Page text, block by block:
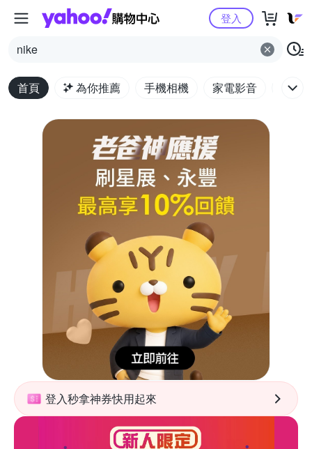
Yahoo購物中心
nike
登入
首頁 為你推薦 手機相機 家電影音 電腦
登入秒拿神券快用起來